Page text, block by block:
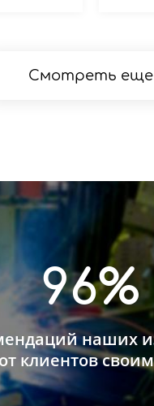
Смотреть еще
96%
наших
клиентов